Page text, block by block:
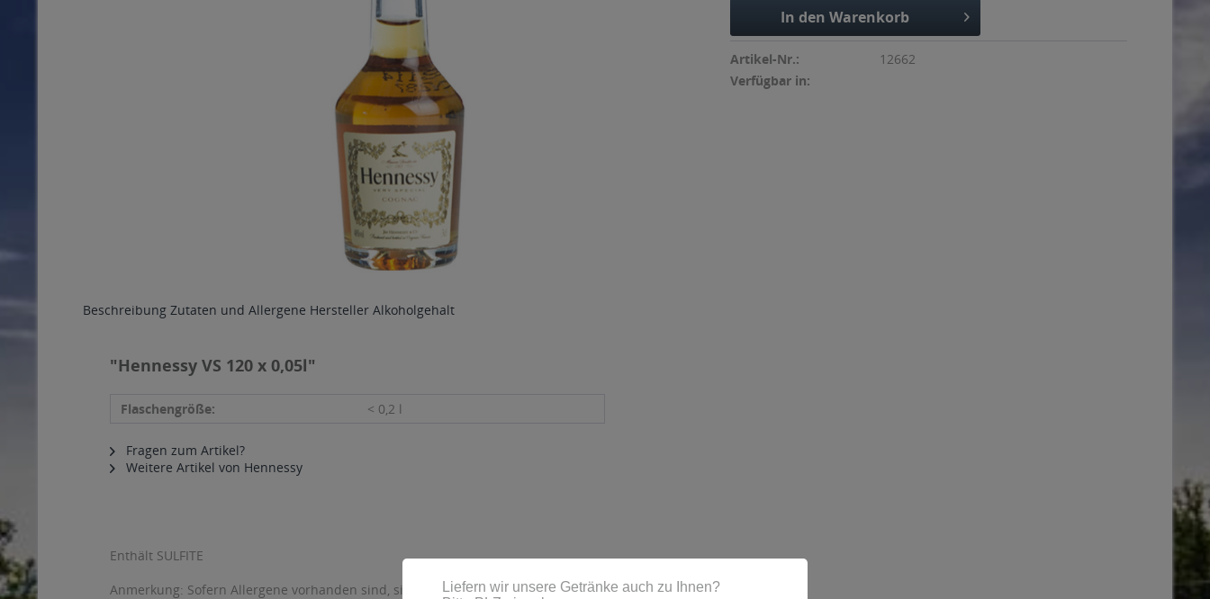
In den Warenkorb
Artikel-Nr.:
12662
Verfügbar in:
Beschreibung Zutaten und Allergene Hersteller Alkoholgehalt
"Hennessy VS 120 x 0,05l"
Flaschengröße: < 0,2 l
Fragen zum Artikel?
Weitere Artikel von Hennessy
Enthält SULFITE
Anmerkung: Sofern Allergene vorhanden sind, sind diese mittels Großbuchstaben besonders hervorgehoben